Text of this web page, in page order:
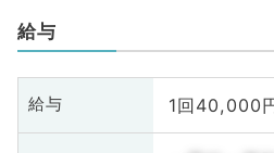
給与
給与 1回40,000